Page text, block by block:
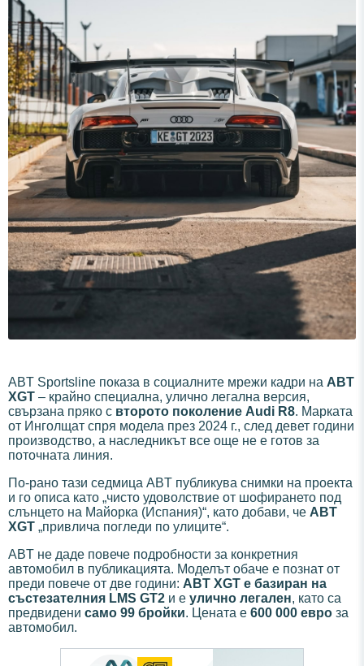
ABT Sportsline показа в социалните мрежи кадри на ABT
XGT – крайно специална, улично легална версия,
свързана пряко с второто поколение Audi R8. Марката
от Инголщат спря модела през 2024 г., след девет години
производство, а наследникът все още не е готов за
поточната линия.
По-рано тази седмица ABT публикува снимки на проекта
и го описа като „чисто удоволствие от шофирането под
слънцето на Майорка (Испания)“, като добави, че ABT
XGT „привлича погледи по улиците“.
ABT не даде повече подробности за конкретния
автомобил в публикацията. Моделът обаче е познат от
преди повече от две години: ABT XGT е базиран на
състезателния LMS GT2 и е улично легален, като са
предвидени само 99 бройки. Цената е 600 000 евро за
автомобил.